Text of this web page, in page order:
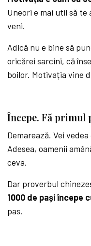
Uneori e mai util să
veni.
Adică nu e bine să
oricărei sarcini, că
boilor. Motivația vine
Începe. Fă primul
Demarează. Vei
Adesea, oamenii
ceva.
Dar proverbul
1000 de pași începe
pas.